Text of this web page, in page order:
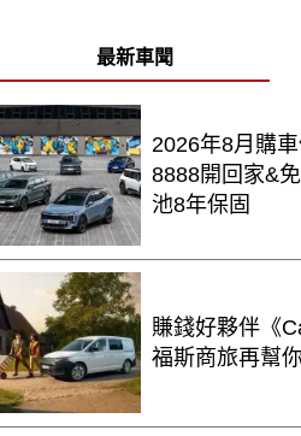
最新車聞
2026年8月購
8888開回家&
池8年保固
賺錢好夥伴《
福斯商旅再幫